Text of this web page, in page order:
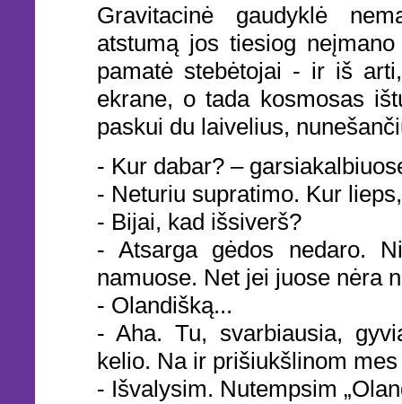
Gravitacinė gaudyklė
atstumą jos tiesiog
pamatė stebėtojai - ir iš
ekrane, o tada kosmosas
paskui du laivelius,
- Kur dabar? –
- Neturiu supratimo. Kur
- Bijai, kad išsiverš?
- Atsarga gėdos nedaro.
namuose. Net jei juose nėra
- Olandišką...
- Aha. Tu, svarbiausia,
kelio. Na ir prišiukšlinom
- Išvalysim. Nutempsim